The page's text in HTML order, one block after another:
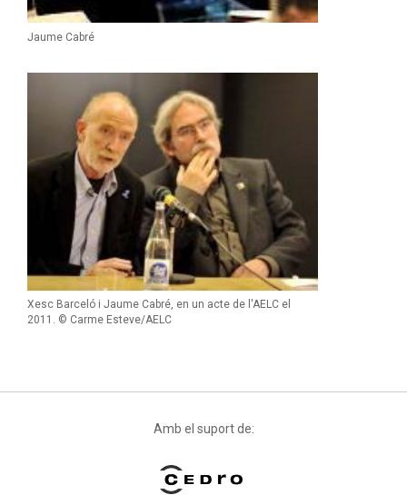
Jaume Cabré
Xesc Barceló i Jaume Cabré, en un acte de l'AELC el
2011. © Carme Esteve/AELC
Amb el suport de: